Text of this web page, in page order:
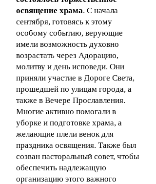
освящение храма. С начала
сентября, готовясь к этому
особому событию, верующие
имели возможность духовно
возрастать через Адорацию,
молитву и день исповеди. Они
приняли участие в Дороге Света,
прошедшей по улицам города, а
также в Вечере Прославления.
Многие активно помогали в
уборке и подготовке храма, а
желающие плели венок для
праздника освящения. Также был
созван пасторальный совет, чтобы
обеспечить надлежащую
организацию этого важного